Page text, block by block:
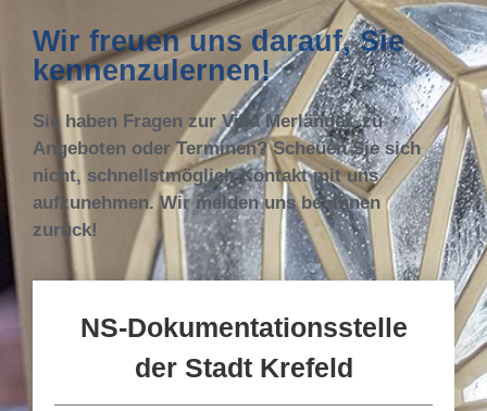
Wir freuen uns darauf, Sie
kennenzulernen!
Sie haben Fragen zur Villa Merländer, zu
Angeboten oder Terminen? Scheuen Sie sich
nicht, schnellstmöglich Kontakt mit uns
aufzunehmen. Wir melden uns bei Ihnen
zurück!
NS-Dokumentationsstelle
der Stadt Krefeld